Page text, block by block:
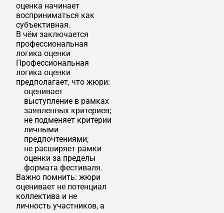
оценка начинает
восприниматься как
субъективная.
В чём заключается
профессиональная
логика оценки
Профессиональная
логика оценки
предполагает, что жюри:
оценивает
выступление в рамках
заявленных критериев;
не подменяет критерии
личными
предпочтениями;
не расширяет рамки
оценки за пределы
формата фестиваля.
Важно помнить: жюри
оценивает не потенциал
коллектива и не
личность участников, а